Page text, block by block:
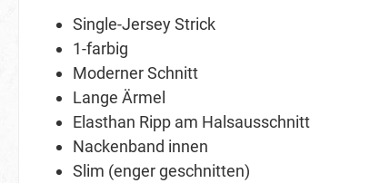
Single-Jersey Strick
1-farbig
Moderner Schnitt
Lange Ärmel
Elasthan Ripp am Halsausschnitt
Nackenband innen
Slim (enger geschnitten)